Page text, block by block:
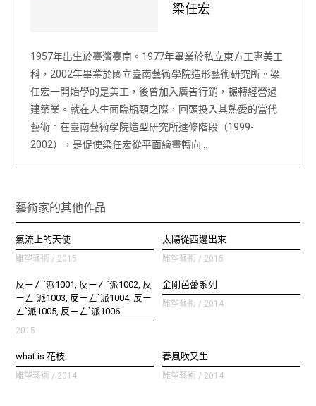
梁任宏
1957年出生於臺灣臺南。1977年畢業於私立東方工專美工
科，2002年畢業於國立臺南藝術學院造形藝術研究所。梁
任宏一開始學的是美工，後曾加入廣告行銷，輾轉經營過
建築業。就在人生面臨瓶頸之際，回頭投入其熱愛的當代
藝術。在臺南藝術學院造型研究所進修階段（1999-
2002），是促使梁任宏從平面繪畫轉向…
藝術家的其他作品
氣流上的天使
雕塑藝術 / 2015
太陽從西邊出來
雕塑藝術 / 2015
反ㄧㄥˋ派1001, 反ㄧㄥˋ派1002, 反
ㄧㄥˋ派1003, 反ㄧㄥˋ派1004, 反ㄧ
ㄥˋ派1005, 反ㄧㄥˋ派1006
2015
金剛芭蕾系列
雕塑藝術 / 2014
what is 花枝
雕塑藝術 / 2014
春風吹又生
雕塑藝術 / 2014